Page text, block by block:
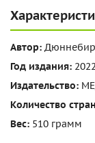
Автор: Дюннебир
Год издания: 2022
Издательство:
Количество
Вес: 510 грамм